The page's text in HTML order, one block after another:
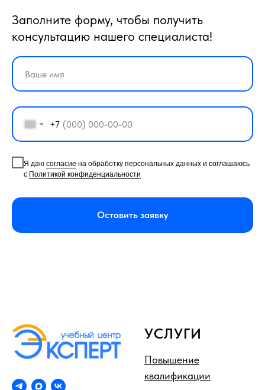
Заполните форму, чтобы получить
консультацию нашего специалиста!
+7
Я даю согласие на обработку персональных данных и соглашаюсь
с Политикой конфиденциальности
Оставить заявку
УСЛУГИ
Повышение
квалификации